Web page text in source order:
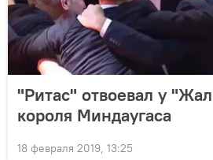
"Ритас" отвоевал у
короля Миндаугаса
18 февраля 2019, 13:25